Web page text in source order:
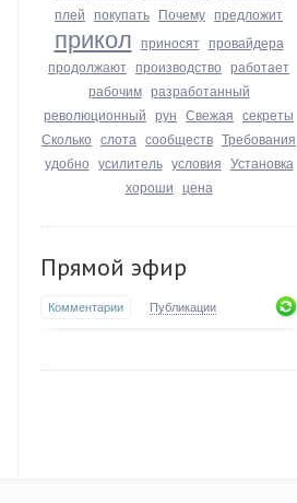
плей покупать Почему предложит
прикол приносят провайдера
продолжают производство работает
рабочим разработанный
революционный рун Свежая секреты
Сколько слота сообществ Требования
удобно усилитель условия Установка
хороши цена
Прямой эфир
Комментарии Публикации